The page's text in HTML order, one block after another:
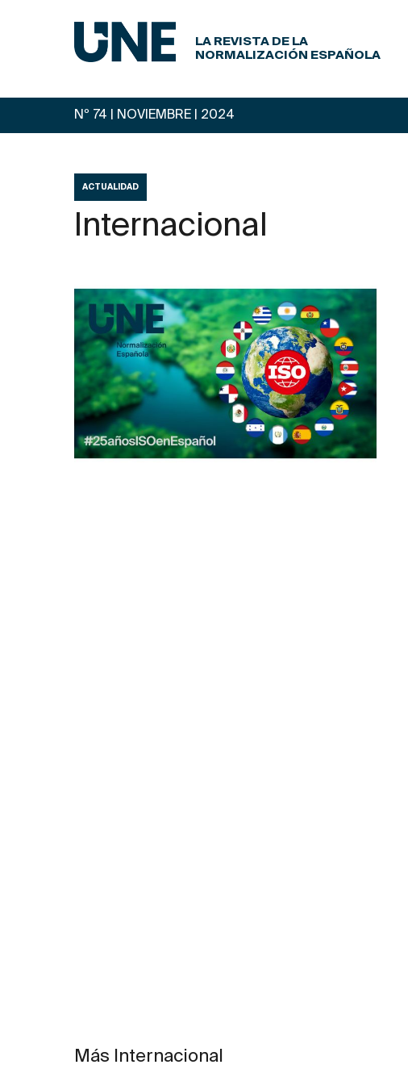
LA REVISTA DE LA
NORMALIZACIÓN ESPAÑOLA
Nº 74 | NOVIEMBRE | 2024
ACTUALIDAD
Internacional
Más Internacional